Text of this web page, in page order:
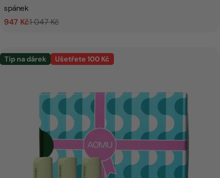
spánek
Prodejní
947 Kč
Běžná 1 047 Kč
Tip na dárek Ušetřete 100 Kč